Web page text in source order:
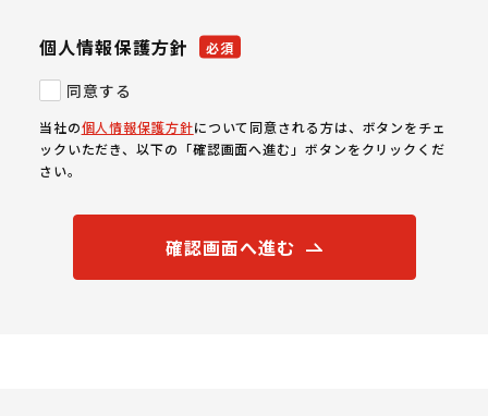
個人情報保護方針 必須
同意する
当社の個人情報保護方針について同意される方は、ボタンをチェ
ックいただき、以下の「確認画面へ進む」ボタンをクリックくだ
さい。
確認画面へ進む